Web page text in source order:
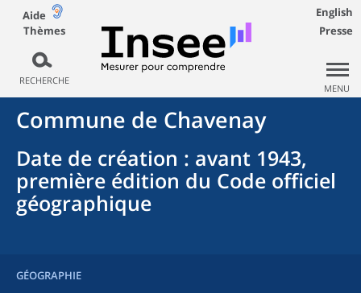
Aide
Thèmes
RECHERCHE
English
Presse
MENU
Commune de Chavenay
Date de création : avant 1943,
première édition du Code officiel
géographique
GÉOGRAPHIE